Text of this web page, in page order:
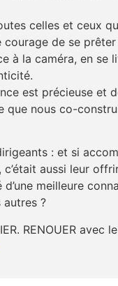
celles et ceux
courage de se
à la caméra, en se
est précieuse et
que nous co-
: et si
c’était aussi leur
d’une meilleure
?
RENOUER avec